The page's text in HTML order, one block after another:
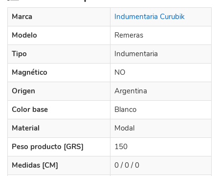
Marca
Indumentaria Curubik
Modelo
Remeras
Tipo
Indumentaria
Magnético
NO
Origen
Argentina
Color base
Blanco
Material
Modal
Peso producto [GRS]
150
Medidas [CM]
0 / 0 / 0